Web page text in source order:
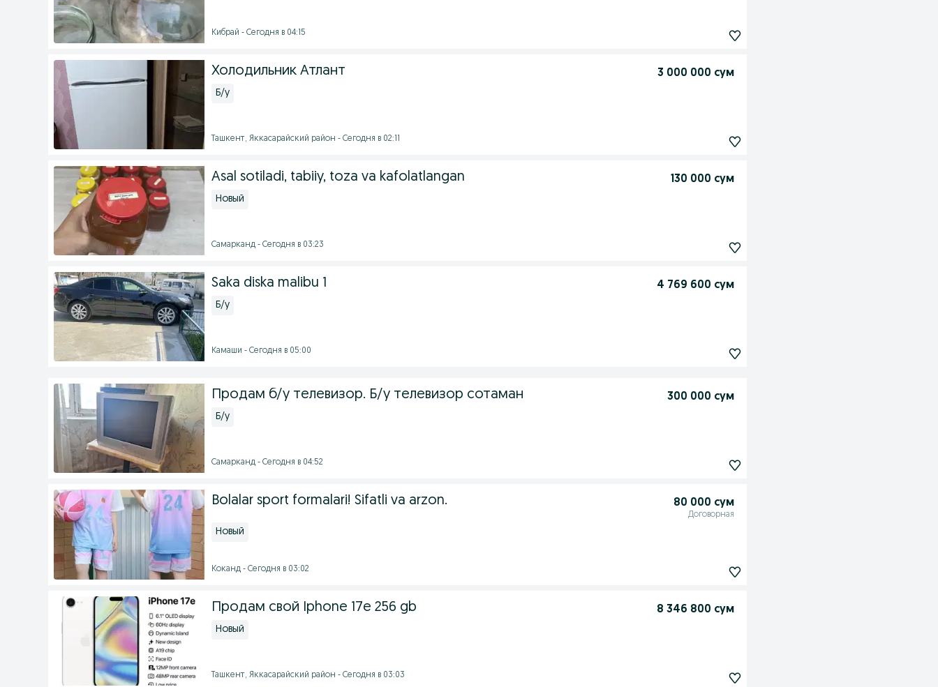
Кибрай - Сегодня в 04:15
Холодильник Атлант 3 000 000 сум
Б/у
Ташкент, Яккасарайский район - Сегодня в 02:11
Asal sotiladi, tabiiy, toza va kafolatlangan 130 000 сум
Новый
Самарканд - Сегодня в 03:23
Saka diska malibu 1 4 769 600 сум
Б/у
Камаши - Сегодня в 05:00
Продам б/у телевизор. Б/у телевизор сотаман 300 000 сум
Б/у
Самарканд - Сегодня в 04:52
Bolalar sport formalari! Sifatli va arzon. 80 000 сум
Договорная
Новый
Коканд - Сегодня в 03:02
Продам свой Iphone 17e 256 gb 8 346 800 сум
Новый
Ташкент, Яккасарайский район - Сегодня в 03:03